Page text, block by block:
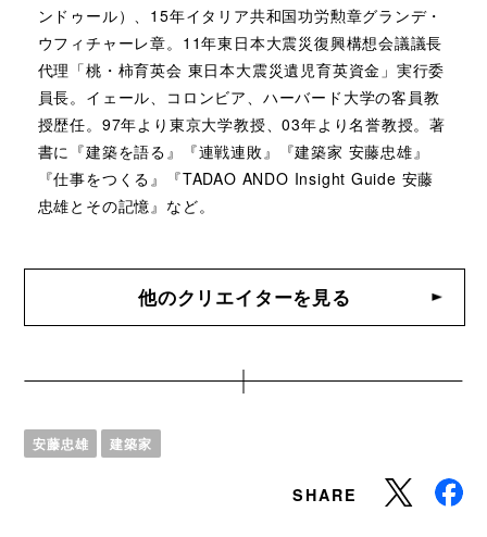
ンドゥール）、15年イタリア共和国功労勲章グランデ・
ウフィチャーレ章。11年東日本大震災復興構想会議議長
代理「桃・柿育英会 東日本大震災遺児育英資金」実行委
員長。イェール、コロンビア、ハーバード大学の客員教
授歴任。97年より東京大学教授、03年より名誉教授。著
書に『建築を語る』『連戦連敗』『建築家 安藤忠雄』
『仕事をつくる』『TADAO ANDO Insight Guide 安藤
忠雄とその記憶』など。
他のクリエイターを見る
安藤忠雄 建築家
SHARE